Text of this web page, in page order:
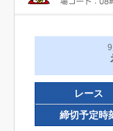
レース
締切予定時